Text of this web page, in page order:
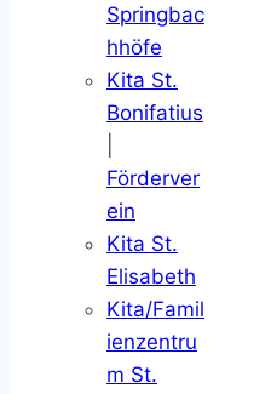
Springbac
hhöfe
Kita St.
Bonifatius
Förderver
ein
Kita St.
Elisabeth
Kita/Famil
ienzentru
m St.